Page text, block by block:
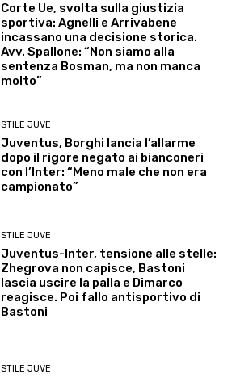
Corte Ue, svolta sulla giustizia
sportiva: Agnelli e Arrivabene
incassano una decisione storica.
Avv. Spallone: “Non siamo alla
sentenza Bosman, ma non manca
molto”
STILE JUVE
Juventus, Borghi lancia l’allarme
dopo il rigore negato ai bianconeri
con l’Inter: “Meno male che non era
campionato”
STILE JUVE
Juventus-Inter, tensione alle stelle:
Zhegrova non capisce, Bastoni
lascia uscire la palla e Dimarco
reagisce. Poi fallo antisportivo di
Bastoni
STILE JUVE